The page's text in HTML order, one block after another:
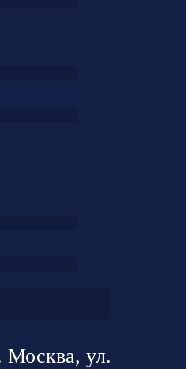
Москва, ул.